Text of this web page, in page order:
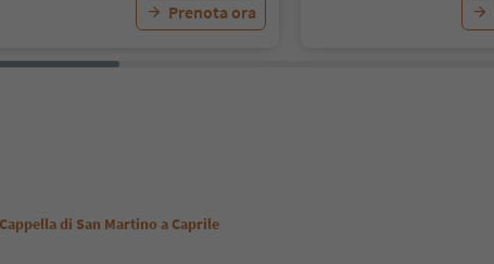
Prenota ora
Cappella di San Martino a Caprile